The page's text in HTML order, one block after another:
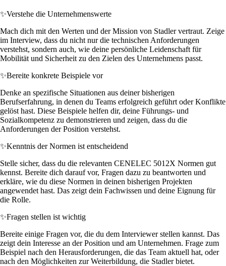
✨Verstehe die Unternehmenswerte
Mach dich mit den Werten und der Mission von Stadler vertraut. Zeige
im Interview, dass du nicht nur die technischen Anforderungen
verstehst, sondern auch, wie deine persönliche Leidenschaft für
Mobilität und Sicherheit zu den Zielen des Unternehmens passt.
✨Bereite konkrete Beispiele vor
Denke an spezifische Situationen aus deiner bisherigen
Berufserfahrung, in denen du Teams erfolgreich geführt oder Konflikte
gelöst hast. Diese Beispiele helfen dir, deine Führungs- und
Sozialkompetenz zu demonstrieren und zeigen, dass du die
Anforderungen der Position verstehst.
✨Kenntnis der Normen ist entscheidend
Stelle sicher, dass du die relevanten CENELEC 5012X Normen gut
kennst. Bereite dich darauf vor, Fragen dazu zu beantworten und
erkläre, wie du diese Normen in deinen bisherigen Projekten
angewendet hast. Das zeigt dein Fachwissen und deine Eignung für
die Rolle.
✨Fragen stellen ist wichtig
Bereite einige Fragen vor, die du dem Interviewer stellen kannst. Das
zeigt dein Interesse an der Position und am Unternehmen. Frage zum
Beispiel nach den Herausforderungen, die das Team aktuell hat, oder
nach den Möglichkeiten zur Weiterbildung, die Stadler bietet.